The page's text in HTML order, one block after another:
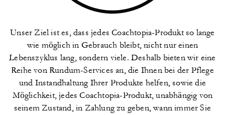
Unser Ziel ist es, dass jedes Coachtopia-Produkt so lange
wie möglich in Gebrauch bleibt, nicht nur einen
Lebenszyklus lang, sondern viele. Deshalb bieten wir eine
Reihe von Rundum-Services an, die Ihnen bei der Pflege
und Instandhaltung Ihrer Produkte helfen, sowie die
Möglichkeit, jedes Coachtopia-Produkt, unabhängig von
seinem Zustand, in Zahlung zu geben, wann immer Sie